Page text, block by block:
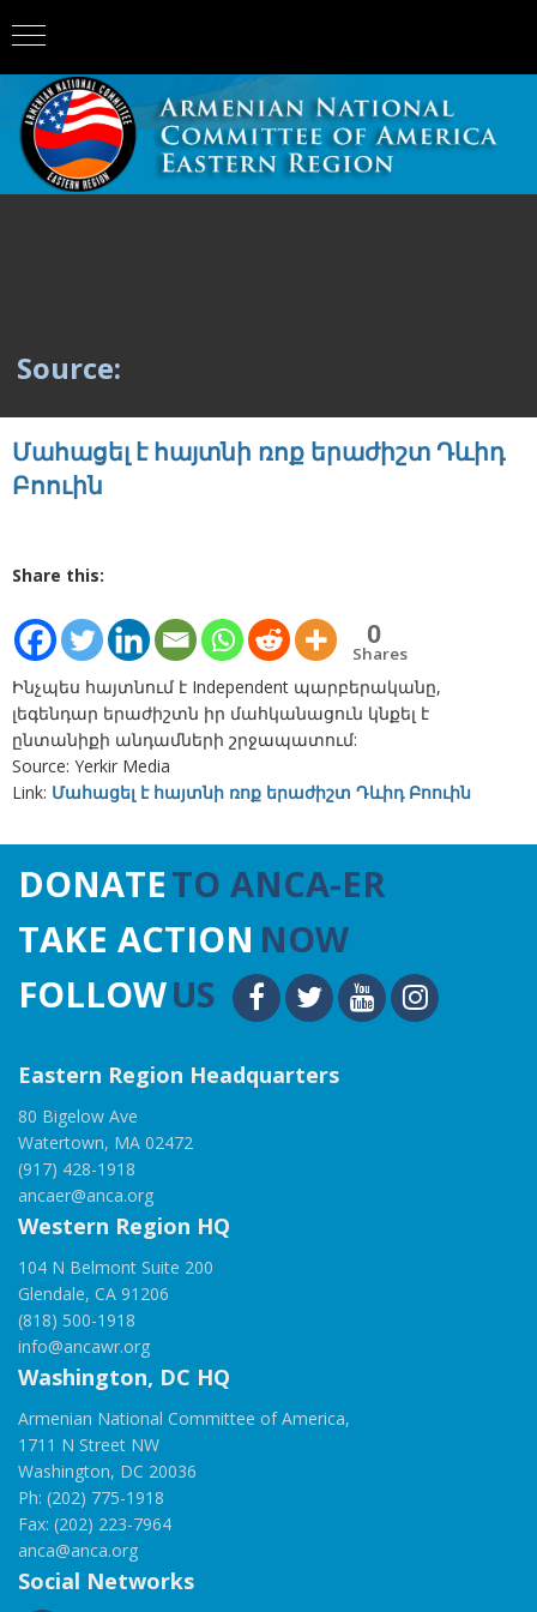
Source:
Մահացել է հայտնի ռոք երաժիշտ Դևիդ
Բոուին
Share this:
0
Shares
Ինչպես հայտնում է Independent պարբերականը,
լեգենդար երաժիշտն իր մահկանացուն կնքել է
ընտանիքի անդամների շրջապատում:
Source: Yerkir Media
Link: Մահացել է հայտնի ռոք երաժիշտ Դևիդ Բոուին
DONATETO ANCA-ER
TAKE ACTION NOW
FOLLOWUS
Eastern Region Headquarters
80 Bigelow Ave
Watertown, MA 02472
(917) 428-1918
ancaer@anca.org
Western Region HQ
104 N Belmont Suite 200
Glendale, CA 91206
(818) 500-1918
info@ancawr.org
Washington, DC HQ
Armenian National Committee of America,
1711 N Street NW
Washington, DC 20036
Ph: (202) 775-1918
Fax: (202) 223-7964
anca@anca.org
Social Networks